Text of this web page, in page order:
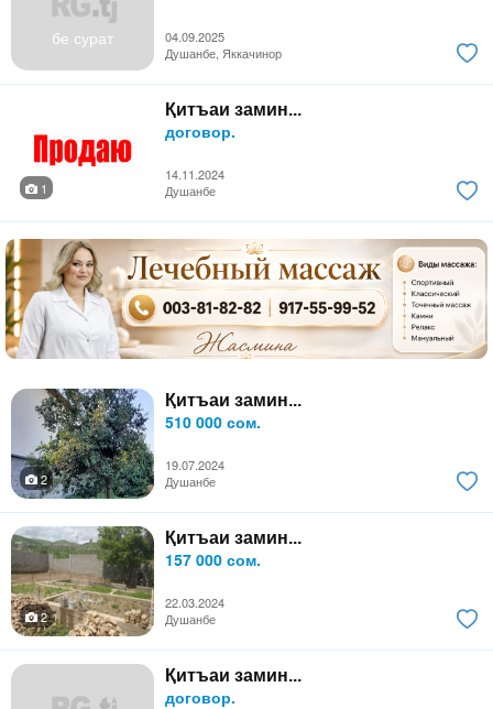
бе сурат
04.09.2025
Душанбе, Яккачинор
Қитъаи замин...
договор.
14.11.2024
1
Душанбе
Қитъаи замин...
510 000 сом.
19.07.2024
2
Душанбе
Қитъаи замин...
157 000 сом.
22.03.2024
2
Душанбе
Қитъаи замин...
договор.